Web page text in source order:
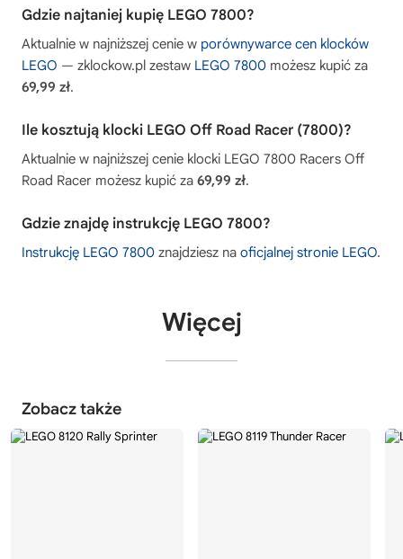
Gdzie najtaniej kupię LEGO 7800?
Aktualnie w najniższej cenie w porównywarce cen klocków
LEGO — zklockow.pl zestaw LEGO 7800 możesz kupić za
69,99 zł.
Ile kosztują klocki LEGO Off Road Racer (7800)?
Aktualnie w najniższej cenie klocki LEGO 7800 Racers Off
Road Racer możesz kupić za 69,99 zł.
Gdzie znajdę instrukcję LEGO 7800?
Instrukcję LEGO 7800 znajdziesz na oficjalnej stronie LEGO.
Więcej
Zobacz także